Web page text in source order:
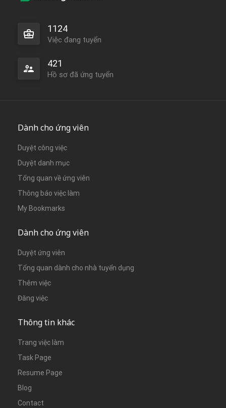
1124
Việc đang tuyển
421
Hồ sơ đã ứng tuyển
Dành cho ứng viên
Duyệt công việc
Duyệt danh mục
Tổng quan về ứng viên
Thông báo việc làm
My Bookmarks
Dành cho ứng viên
Duyệt ứng viên
Tổng quan dành cho nhà tuyển dụng
Thêm việc
Đăng việc
Thông tin khác
Trang việc làm
Task Page
Resume Page
Blog
Contact